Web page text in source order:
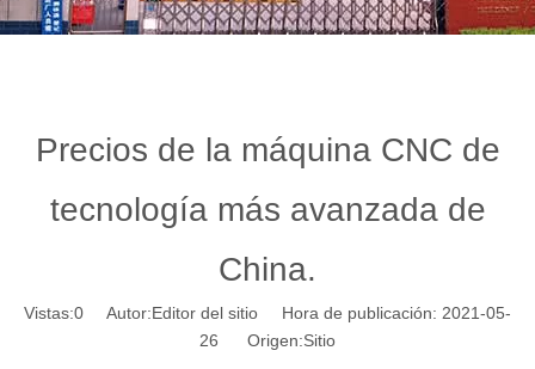
Precios de la máquina CNC de
tecnología más avanzada de
China.
Vistas:0 Autor:Editor del sitio Hora de publicación: 2021-05-
26 Origen:Sitio